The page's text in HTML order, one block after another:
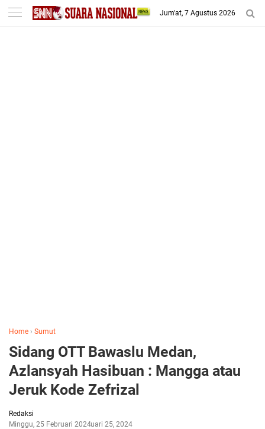
-->
Jum'at, 7 Agustus 2026
Home › Sumut
Sidang OTT Bawaslu Medan,
Azlansyah Hasibuan : Mangga atau
Jeruk Kode Zefrizal
Redaksi
Minggu, 25 Februari 2024Februari 25, 2024